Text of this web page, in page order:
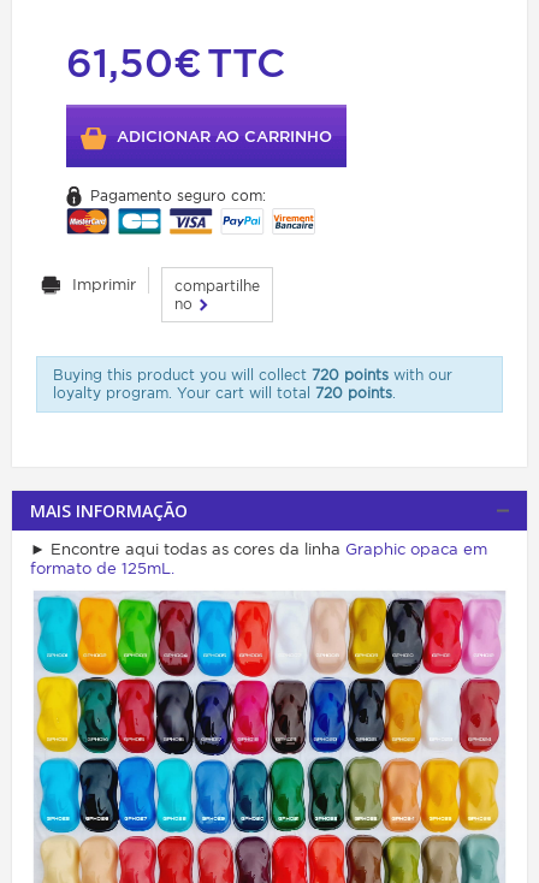
61,50€TTC
ADICIONAR AO CARRINHO
Pagamento seguro com:
Imprimir
compartilhe
no
Buying this product you will collect 720 pointswith our
loyalty program. Your cart will total 720 points.
MAIS INFORMAÇÃO
► Encontre aqui todas as cores da linha Graphic opaca em
formato de 125mL.